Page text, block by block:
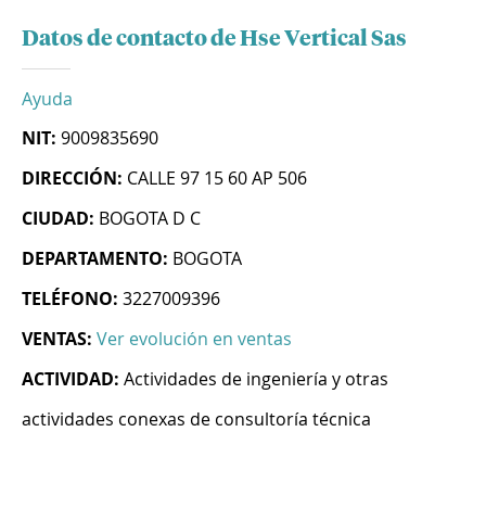
Datos de contacto de Hse Vertical Sas
Ayuda
NIT: 9009835690
DIRECCIÓN: CALLE 97 15 60 AP 506
CIUDAD: BOGOTA D C
DEPARTAMENTO: BOGOTA
TELÉFONO: 3227009396
VENTAS: Ver evolución en ventas
ACTIVIDAD: Actividades de ingeniería y otras
actividades conexas de consultoría técnica